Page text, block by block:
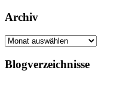
Archiv
Archiv
Blogverzeichnisse